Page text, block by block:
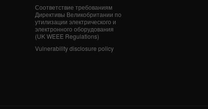
Соответствие требованиям
Директивы Великобритании по
утилизации электрического и
электронного оборудования
(UK WEEE Regulations)
Vulnerability disclosure policy